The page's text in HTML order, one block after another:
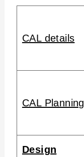
CAL details
CAL Planning
Design